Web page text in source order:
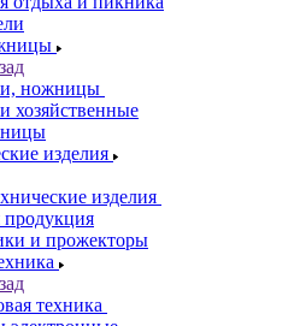
ножницы
хозяйственные
изделия
изделия
продукция
и прожекторы
техника